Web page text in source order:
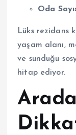
Oda
Lüks rezidans
yaşam alanı,
ve sunduğu
hitap ediyor.